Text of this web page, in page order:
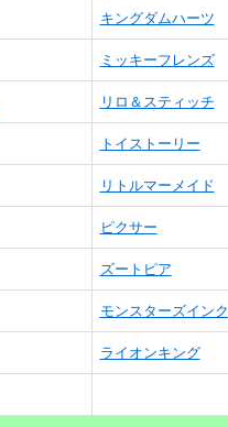
キングダムハーツ
ミッキーフレンズ
リロ＆スティッチ
トイストーリー
リトルマーメイド
ピクサー
ズートピア
モンスターズインク
ライオンキング